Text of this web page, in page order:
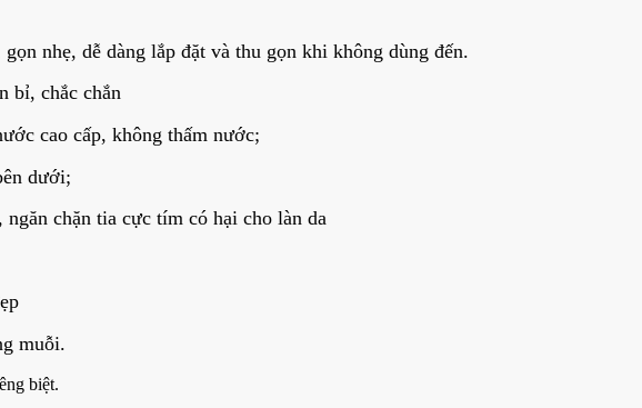
nhẹ, dễ dàng lắp đặt và thu gọn khi không dùng đến.
bỉ, chắc chắn
cao cấp, không thấm nước;
dưới;
chặn tia cực tím có hại cho làn da
muỗi.
biệt.